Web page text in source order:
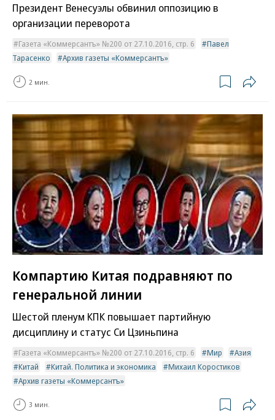
Президент Венесуэлы обвинил оппозицию в
организации переворота
Газета «Коммерсантъ» №200 от 27.10.2016, стр. 6
Павел
Тарасенко
Архив газеты «Коммерсантъ»
2 мин.
Компартию Китая подравняют по
генеральной линии
Шестой пленум КПК повышает партийную
дисциплину и статус Си Цзиньпина
Газета «Коммерсантъ» №200 от 27.10.2016, стр. 6 Мир
Азия
Китай
Китай. Политика и экономика
Михаил Коростиков
Архив газеты «Коммерсантъ»
3 мин.